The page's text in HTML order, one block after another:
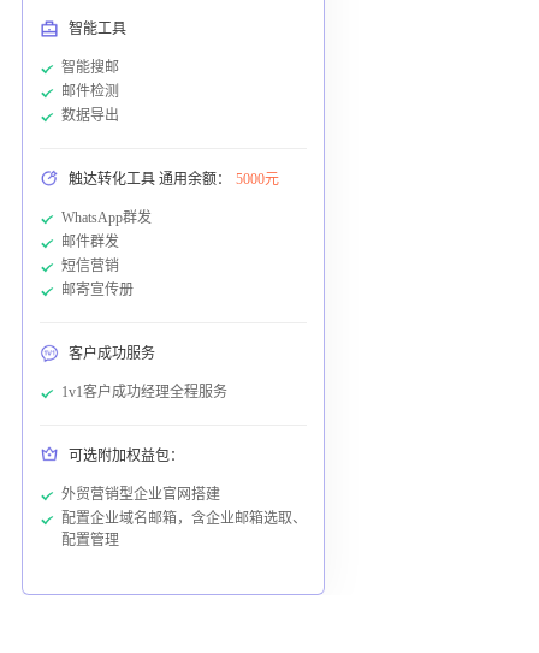
智能工具
智能搜邮
邮件检测
数据导出
触达转化工具 通用余额： 5000元
WhatsApp群发
邮件群发
短信营销
邮寄宣传册
客户成功服务
1v1客户成功经理全程服务
可选附加权益包：
外贸营销型企业官网搭建
配置企业域名邮箱，含企业邮箱选取、
配置管理